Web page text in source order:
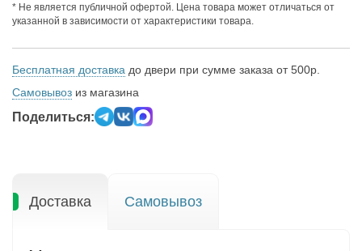
* Не является публичной офертой. Цена товара может отличаться от
указанной в зависимости от характеристики товара.
Бесплатная доставка до двери при сумме заказа от 500р.
Самовывоз из магазина
Поделиться:
Доставка Самовывоз